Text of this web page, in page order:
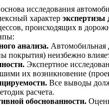
исследования
характер экспертизы
происходящих в
анализа. Автомобильная
покрытия) неизбежно
Экспертное
их возникновение
Все выводы
расчета.
обоснованности.